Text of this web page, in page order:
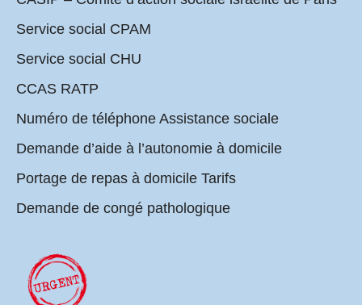
Service social CPAM
Service social CHU
CCAS RATP
Numéro de téléphone Assistance sociale
Demande d’aide à l’autonomie à domicile
Portage de repas à domicile Tarifs
Demande de congé pathologique